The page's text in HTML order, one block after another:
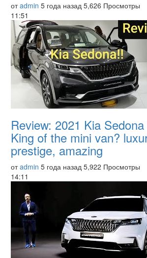
отadmin 5 года назад 5,626 Просмотры
11:51
Review: 2021 Kia
King of the mini van?
prestige, amazing
отadmin 5 года назад 5,922 Просмотры
14:11